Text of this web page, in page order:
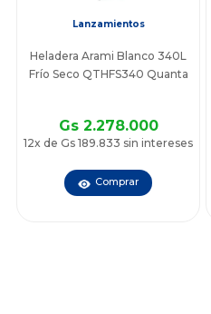
Lanzamientos
Heladera Arami Blanco 340L
Frío Seco QTHFS340 Quanta
Gs 2.278.000
12x de Gs 189.833 sin intereses
Comprar